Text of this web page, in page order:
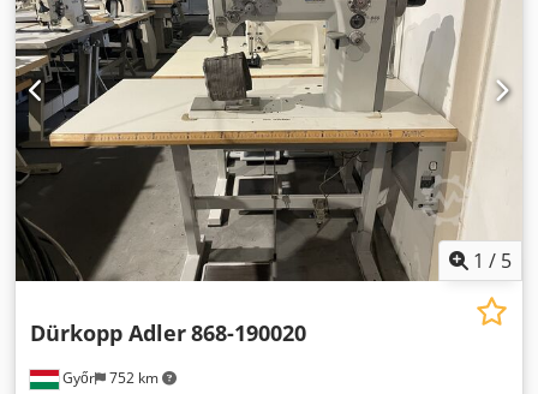
1 / 5
Győr 752 km
Dürkopp Adler868-190020